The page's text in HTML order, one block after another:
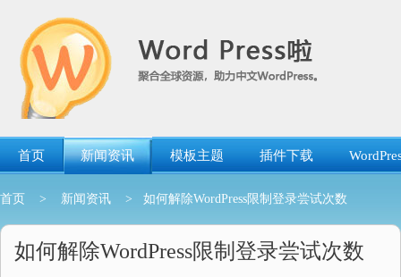
首页 新闻资讯 模板主题 插件下载
首页 > 新闻资讯 > 如何解除WordPress限制登录尝试次数
如何解除WordPress限制登录尝试次数